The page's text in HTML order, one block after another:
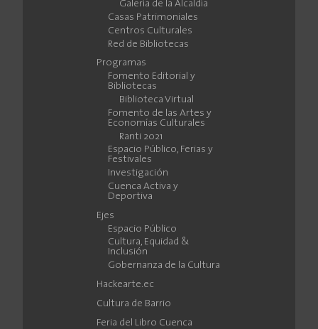
Galería de la Alcaldía
Casas Patrimoniales
Centros Culturales
Red de Bibliotecas
Programas
Fomento Editorial y
Bibliotecas
Biblioteca Virtual
Fomento de las Artes y
Economías Culturales
Ranti 2021
Espacio Público, Ferias y
Festivales
Investigación
Cuenca Activa y
Deportiva
Ejes
Espacio Público
Cultura, Equidad &
Inclusión
Gobernanza de la Cultura
Hackearte.ec
Cultura de Barrio
Feria del Libro Cuenca